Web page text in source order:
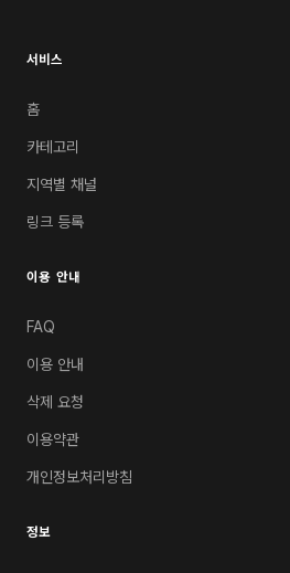
서비스
홈
카테고리
지역별 채널
링크 등록
이용 안내
FAQ
이용 안내
삭제 요청
이용약관
개인정보처리방침
정보